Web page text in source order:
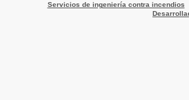
Servicios de ingeniería contra incendios